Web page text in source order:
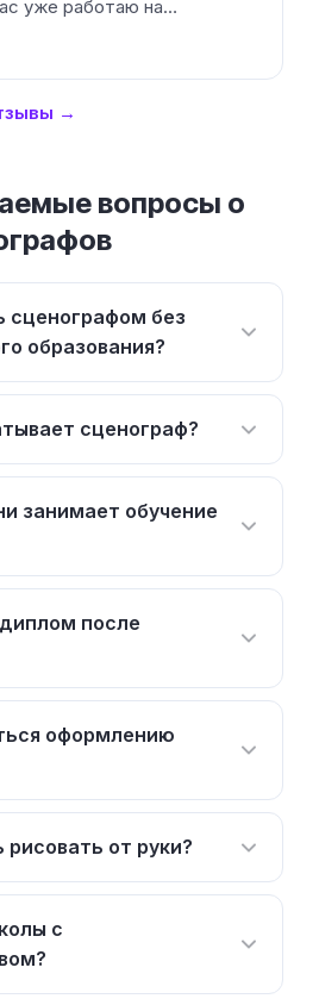
уже работаю на…
→
вопросы о
сценографом без
образования?
сценограф?
занимает обучение
после
оформлению
от руки?
с